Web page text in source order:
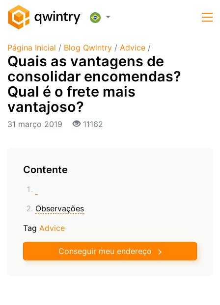
Página Inicial / Blog Qwintry / Advice /
Quais as vantagens de
consolidar encomendas?
Qual é o frete mais
vantajoso?
31 março 2019 11162
Contente
Observações
Tag Advice
Conseguir meu endereço